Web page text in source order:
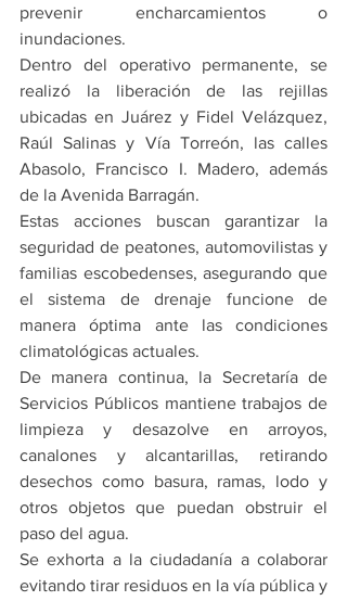
prevenir encharcamientos o
inundaciones.
Dentro del operativo permanente, se
realizó la liberación de las rejillas
ubicadas en Juárez y Fidel Velázquez,
Raúl Salinas y Vía Torreón, las calles
Abasolo, Francisco I. Madero, además
de la Avenida Barragán.
Estas acciones buscan garantizar la
seguridad de peatones, automovilistas y
familias escobedenses, asegurando que
el sistema de drenaje funcione de
manera óptima ante las condiciones
climatológicas actuales.
De manera continua, la Secretaría de
Servicios Públicos mantiene trabajos de
limpieza y desazolve en arroyos,
canalones y alcantarillas, retirando
desechos como basura, ramas, lodo y
otros objetos que puedan obstruir el
paso del agua.
Se exhorta a la ciudadanía a colaborar
evitando tirar residuos en la vía pública y